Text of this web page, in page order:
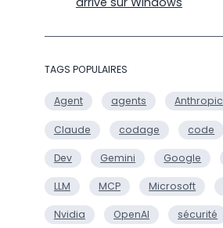
TAGS POPULAIRES
Agent agents Anthropic
Claude codage code
Dev Gemini Google
LLM MCP Microsoft
Nvidia OpenAI sécurité